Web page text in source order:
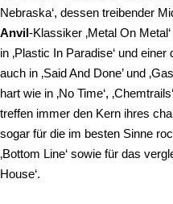
Nebraska‘, dessen treibender
Anvil-Klassiker ‚Metal On
in ‚Plastic In Paradise‘ und
auch in ‚Said And Done’ und
hart wie in ‚No Time‘,
treffen immer den Kern ihres
sogar für die im besten Sinne
‚Bottom Line‘ sowie für das
House‘.